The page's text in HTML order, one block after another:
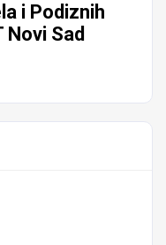
i Podiznih
Novi Sad